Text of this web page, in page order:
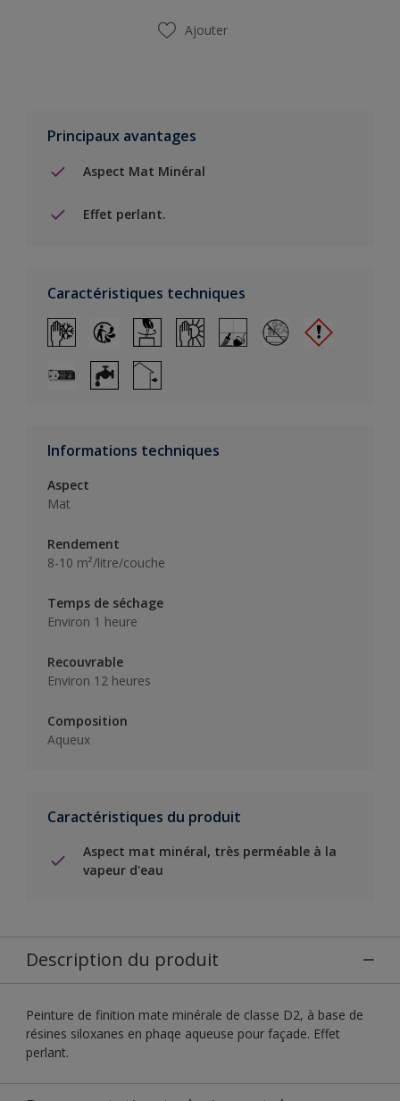
Ajouter
Principaux avantages
Aspect Mat Minéral
Effet perlant.
Caractéristiques techniques
Informations techniques
Aspect
Mat
Rendement
8-10 m²/litre/couche
Temps de séchage
Environ 1 heure
Recouvrable
Environ 12 heures
Composition
Aqueux
Caractéristiques du produit
Aspect mat minéral, très perméable à la
vapeur d'eau
Description du produit
Peinture de finition mate minérale de classe D2, à base de
résines siloxanes en phaqe aqueuse pour façade. Effet
perlant.